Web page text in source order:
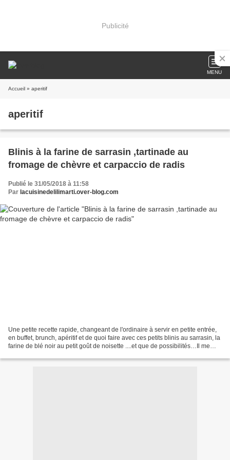
Publicité
MENU
Accueil » aperitif
aperitif
Blinis à la farine de sarrasin ,tartinade au
fromage de chèvre et carpaccio de radis
Publié le 31/05/2018 à 11:58
Par lacuisinedelilimarti.over-blog.com
Une petite recette rapide, changeant de l'ordinaire à servir en petite entrée,
en buffet, brunch, apéritif et de quoi faire avec ces petits blinis au sarrasin, la
farine de blé noir au petit goût de noisette ....et que de possibilités…Il me